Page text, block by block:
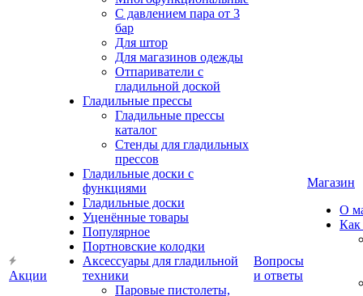
Акции
С давлением пара от 3
бар
Для штор
Для магазинов одежды
Отпариватели с
гладильной доской
Гладильные прессы
Гладильные прессы
каталог
Стенды для гладильных
прессов
Гладильные доски с
функциями
Гладильные доски
Уценённые товары
Популярное
Портновские колодки
Аксессуары для гладильной
техники
Паровые пистолеты,
Вопросы
и ответы
Магазин
О
Как